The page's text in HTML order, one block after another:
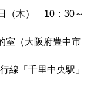
（木） 10：30～
（大阪府豊中市
千里中央駅」